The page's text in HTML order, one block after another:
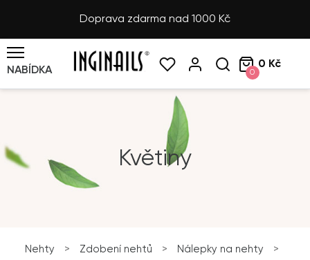
Doprava zdarma nad 1000 Kč
NABÍDKA 0
0 Kč
Květiny
Nehty > Zdobení nehtů > Nálepky na nehty
>